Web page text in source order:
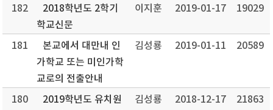
182
2018학년도 2학기
학교신문
이지훈 2019-01-17 19029
181
본교에서 대만내 인
가학교 또는 미인가학
교로의 전출안내
김성룡 2019-01-11 20589
180
2019학년도 유치원
김성룡 2018-12-17 21863